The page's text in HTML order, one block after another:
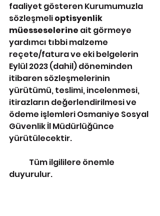
faaliyet gösteren Kurumumuzla
sözleşmeli optisyenlik
müesseselerine ait görmeye
yardımcı tıbbi malzeme
reçete/fatura ve eki belgelerin
Eylül 2023 (dahil) döneminden
itibaren sözleşmelerinin
yürütümü, teslimi, incelenmesi,
itirazların değerlendirilmesi ve
ödeme işlemleri Osmaniye Sosyal
Güvenlik İl Müdürlüğünce
yürütülecektir.
duyurulur.